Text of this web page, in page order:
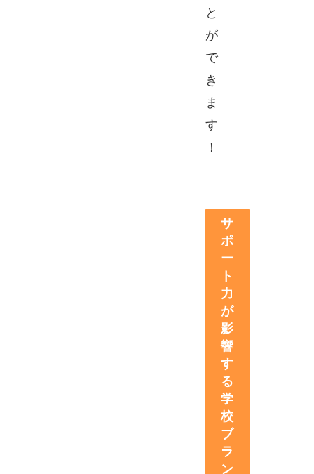
と
が
で
き
ま
す
！
サ
ポ
ー
ト
力
が
影
響
す
る
学
校
ブ
ラ
ン